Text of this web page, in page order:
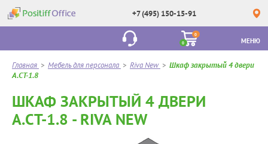
+7 (495) 150-15-91
0
0
МЕНЮ
Главная > Мебель для персонала > Riva New > Шкаф закрытый 4 двери
А.СТ-1.8
ШКАФ ЗАКРЫТЫЙ 4 ДВЕРИ
А.СТ-1.8 - RIVA NEW